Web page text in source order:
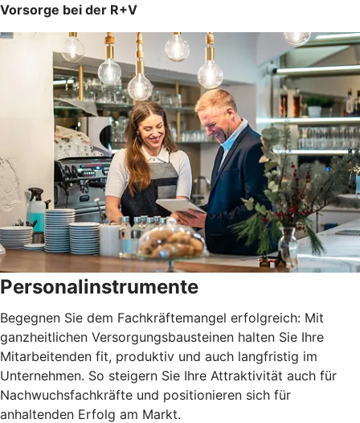
Vorsorge bei der R+V
Personalinstrumente
Begegnen Sie dem Fachkräftemangel erfolgreich: Mit
ganzheitlichen Versorgungsbausteinen halten Sie Ihre
Mitarbeitenden fit, produktiv und auch langfristig im
Unternehmen. So steigern Sie Ihre Attraktivität auch für
Nachwuchsfachkräfte und positionieren sich für
anhaltenden Erfolg am Markt.